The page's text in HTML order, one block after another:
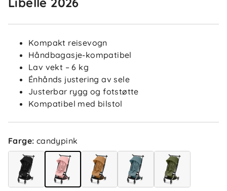
Kompakt reisevogn
Håndbagasje-kompatibel
Lav vekt – 6 kg
Énhånds justering av sele
Justerbar rygg og fotstøtte
Kompatibel med bilstol
Farge: candypink